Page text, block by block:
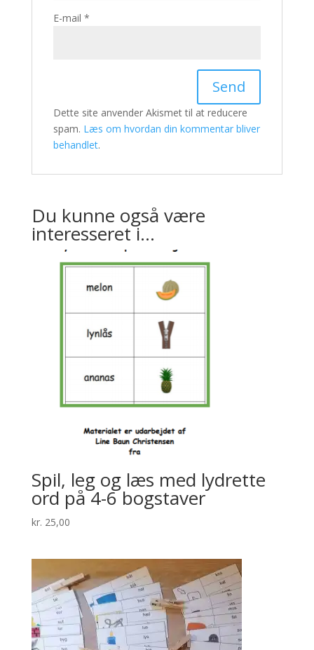
E-mail *
Dette site anvender Akismet til at reducere
spam. Læs om hvordan din kommentar bliver
behandlet.
Du kunne også være
interesseret i…
Spil, leg og læs med lydrette
ord på 4-6 bogstaver
kr. 25,00